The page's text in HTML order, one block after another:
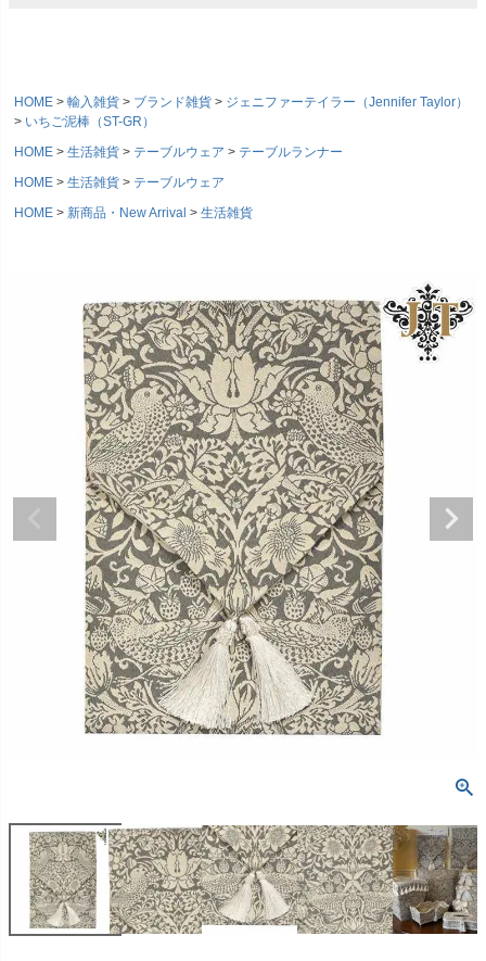
HOME 輸入雑貨 ブランド雑貨
ジェニファーテイラー（Jennifer Taylor）
いちご泥棒（ST-GR）
HOME
生活雑貨 テーブルウェア
テーブルランナー
HOME
生活雑貨
テーブルウェア
HOME
新商品・New Arrival 生活雑貨